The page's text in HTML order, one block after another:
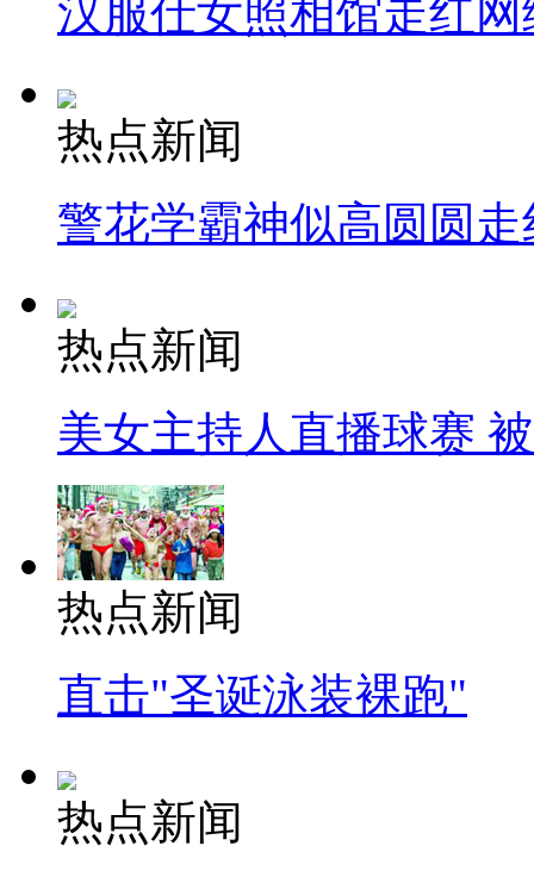
汉服仕女照相馆走红网
热点新闻
警花学霸神似高圆圆走
热点新闻
美女主持人直播球赛
热点新闻
直击"圣诞泳装裸跑"
热点新闻